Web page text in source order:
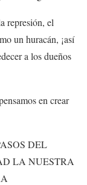
represión, el
un huracán, ¡así
a los dueños
en crear
DEL
LA NUESTRA